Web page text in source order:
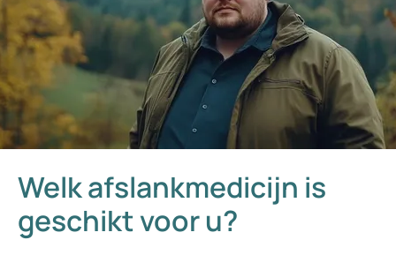
Welk afslankmedicijn is
geschikt voor u?